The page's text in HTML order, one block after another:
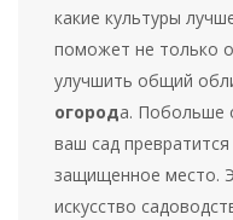
какие культуры
поможет не только
улучшить общий
огорода. Побольше
ваш сад
защищенное место.
искусство